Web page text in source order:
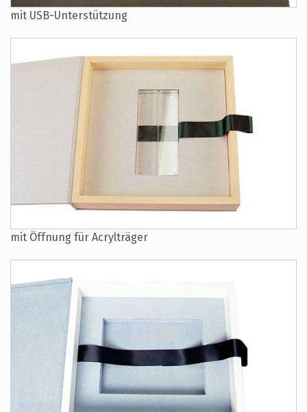
mit USB-Unterstützung
mit Öffnung für Acrylträger